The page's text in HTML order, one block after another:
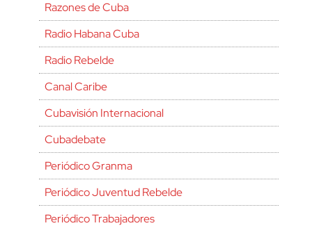
Razones de Cuba
Radio Habana Cuba
Radio Rebelde
Canal Caribe
Cubavisión Internacional
Cubadebate
Periódico Granma
Periódico Juventud Rebelde
Periódico Trabajadores